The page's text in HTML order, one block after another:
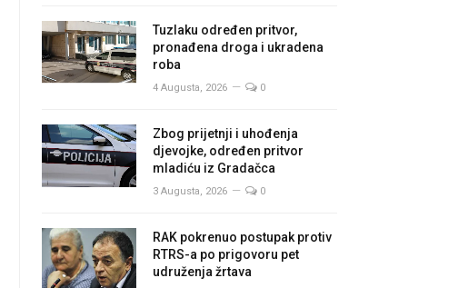
Tuzlaku određen pritvor,
pronađena droga i ukradena
roba
4 Augusta, 2026 0
Zbog prijetnji i uhođenja
djevojke, određen pritvor
mladiću iz Gradačca
3 Augusta, 2026 0
RAK pokrenuo postupak protiv
RTRS-a po prigovoru pet
udruženja žrtava